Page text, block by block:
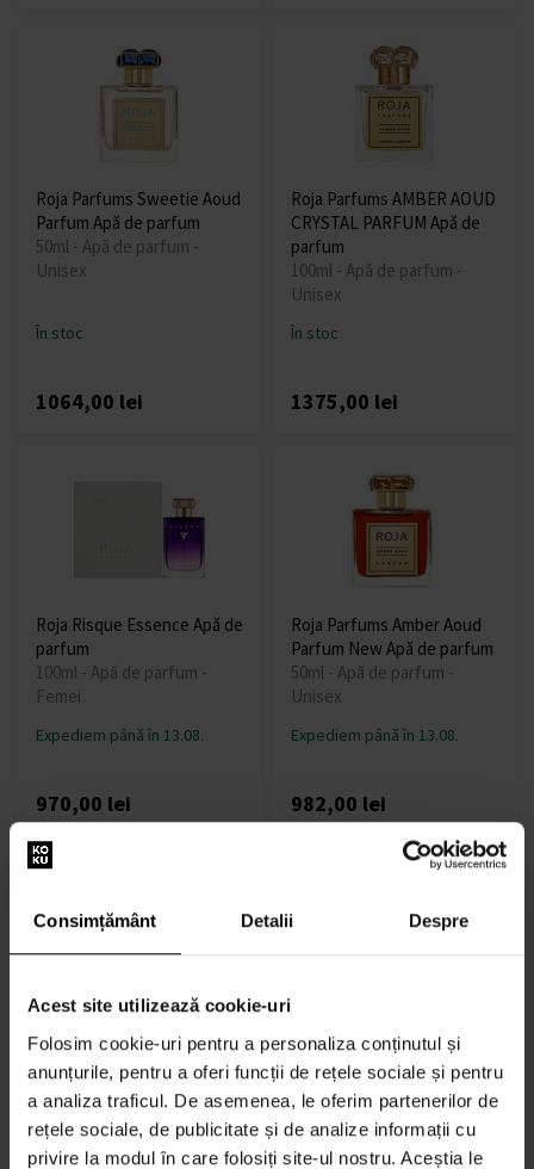
Consimțământ Detalii Despre
Acest site utilizează cookie-uri
Folosim cookie-uri pentru a personaliza conținutul și
anunțurile, pentru a oferi funcții de rețele sociale și pentru
a analiza traficul. De asemenea, le oferim partenerilor de
rețele sociale, de publicitate și de analize informații cu
privire la modul în care folosiți site-ul nostru. Aceștia le
Roja Parfums Sweetie Aoud
Parfum Apă de parfum
50ml - Apă de parfum -
Unisex
În stoc
1064,00 lei
Roja Parfums AMBER AOUD
CRYSTAL PARFUM Apă de
parfum
100ml - Apă de parfum -
Unisex
În stoc
1375,00 lei
Roja Risque Essence Apă de
parfum
100ml - Apă de parfum -
Femei
Expediem până în 13.08.
970,00 lei
Roja Parfums Amber Aoud
Parfum New Apă de parfum
50ml - Apă de parfum -
Unisex
Expediem până în 13.08.
982,00 lei
de parfum
50ml - Apă de parfum -
Femei
Expediem până în 13.08.
parfum
50ml - Apă de parfum -
Unisex
Expediem până în 13.08.